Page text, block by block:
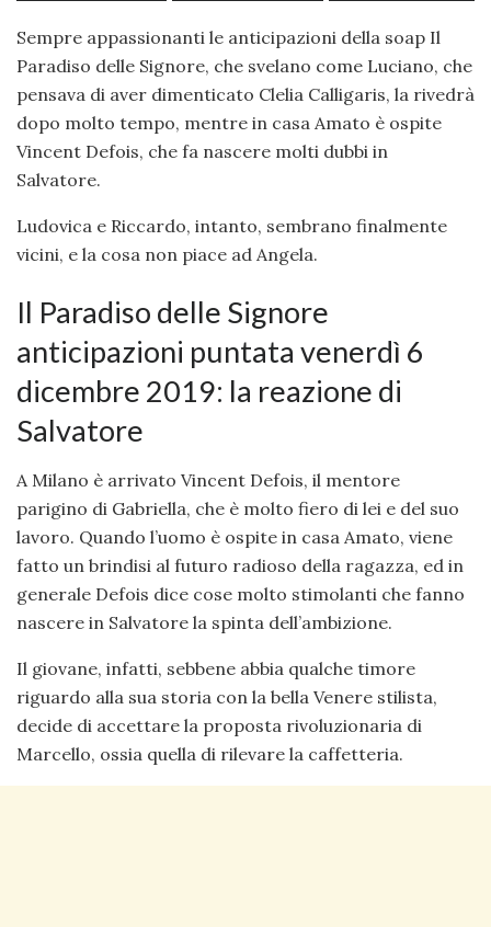
Sempre appassionanti le anticipazioni della soap Il
Paradiso delle Signore, che svelano come Luciano, che
pensava di aver dimenticato Clelia Calligaris, la rivedrà
dopo molto tempo, mentre in casa Amato è ospite
Vincent Defois, che fa nascere molti dubbi in
Salvatore.
Ludovica e Riccardo, intanto, sembrano finalmente
vicini, e la cosa non piace ad Angela.
Il Paradiso delle Signore
anticipazioni puntata venerdì 6
dicembre 2019: la reazione di
Salvatore
A Milano è arrivato Vincent Defois, il mentore
parigino di Gabriella, che è molto fiero di lei e del suo
lavoro. Quando l’uomo è ospite in casa Amato, viene
fatto un brindisi al futuro radioso della ragazza, ed in
generale Defois dice cose molto stimolanti che fanno
nascere in Salvatore la spinta dell’ambizione.
Il giovane, infatti, sebbene abbia qualche timore
riguardo alla sua storia con la bella Venere stilista,
decide di accettare la proposta rivoluzionaria di
Marcello, ossia quella di rilevare la caffetteria.